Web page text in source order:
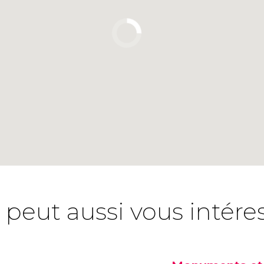
peut aussi vous